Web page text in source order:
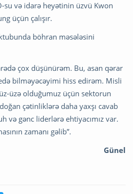
su və idarə heyətinin üzvü Kwon
üçün çalışır.
böhran məsələsini
çox düşünürəm. Bu, asan qərar
bilməyəcəyimi hiss edirəm. Misli
üzə olduğumuz üçün sektorun
çətinliklərə daha yaxşı cavab
və gənc liderlərə ehtiyacımız var.
zamanı gəlib”.
Günel